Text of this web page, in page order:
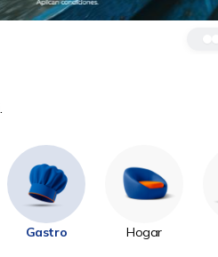
Gastro Hogar